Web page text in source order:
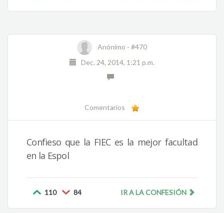
Anónimo - #470
Dec. 24, 2014, 1:21 p.m.
Comentarios
Confieso que la FIEC es la mejor facultad
en la Espol
110 84 IR A LA CONFESIÓN